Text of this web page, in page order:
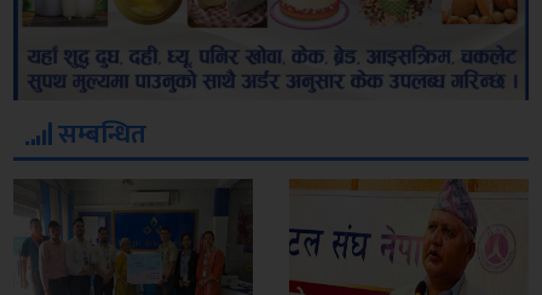
सम्बन्धित